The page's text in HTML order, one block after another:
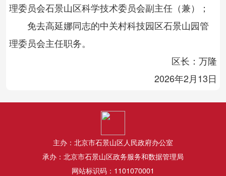
理委员会石景山区科学技术委员会副主任（兼）
；
免去高延娜同志的中关村科技园区石景山园管
理委员会主任职务。
区长：万隆
2026年2月13日
主办：北京市石景山区人民政府办公室
承办：北京市石景山区政务服务和数据管理局
网站标识码：1101070001